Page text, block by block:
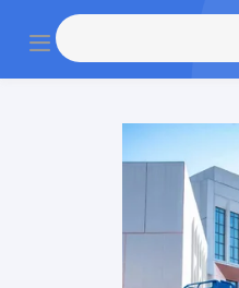
gtag('config', 'G-